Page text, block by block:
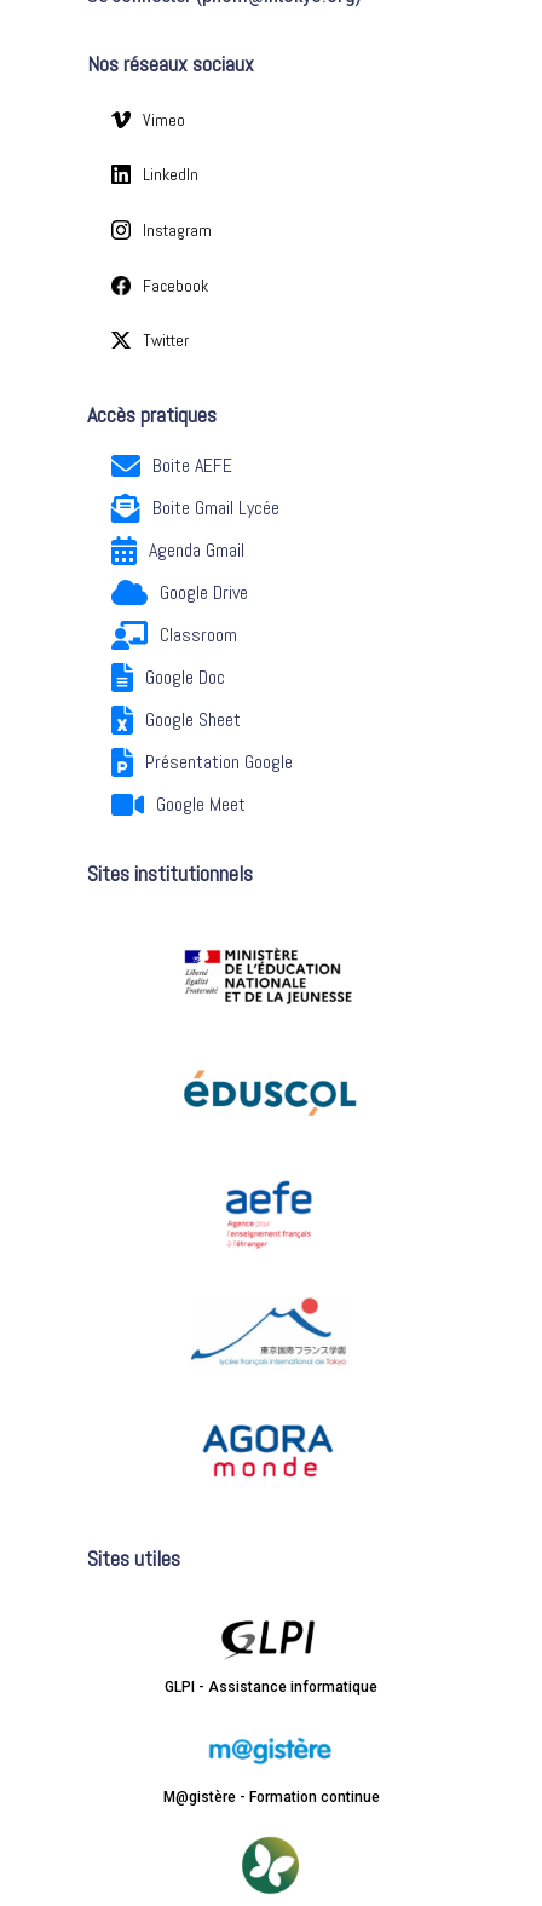
e
Nos réseaux sociaux
Vimeo
LinkedIn
Instagram
Facebook
Twitter
Accès pratiques
Boite AEFE
Boite Gmail Lycée
Agenda Gmail
Google Drive
Classroom
Google Doc
Google Sheet
Présentation Google
Google Meet
Sites institutionnels
Sites utiles
GLPI - Assistance informatique
M@gistère - Formation continue